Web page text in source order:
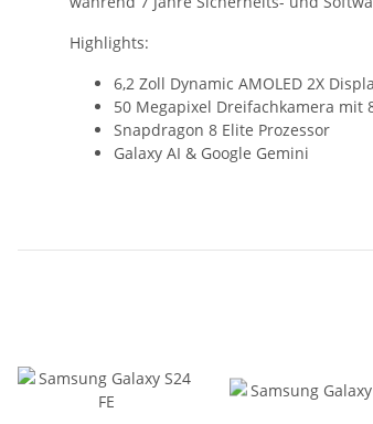
Highlights:
6,2 Zoll Dynamic AMOLED 2X
50 Megapixel Dreifachkamera mit
Snapdragon 8 Elite Prozessor
Galaxy AI & Google Gemini